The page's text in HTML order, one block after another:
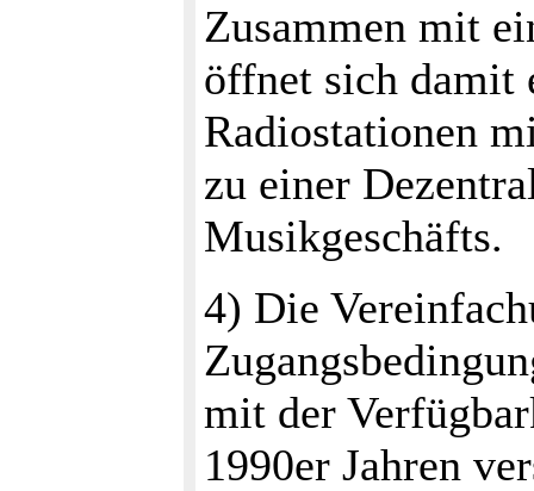
Zusammen mit
öffnet sich damit
Radiostationen
zu einer
Musikgeschäfts.
4) Die
mit der
1990er Jahren